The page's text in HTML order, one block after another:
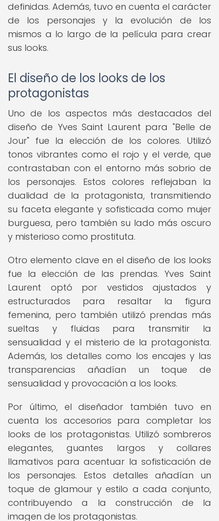
definidas. Además, tuvo en cuenta el carácter
de los personajes y la evolución de los
mismos a lo largo de la película para crear
sus looks.
El diseño de los looks de los
protagonistas
Uno de los aspectos más destacados del
diseño de Yves Saint Laurent para "Belle de
Jour" fue la elección de los colores. Utilizó
tonos vibrantes como el rojo y el verde, que
contrastaban con el entorno más sobrio de
los personajes. Estos colores reflejaban la
dualidad de la protagonista, transmitiendo
su faceta elegante y sofisticada como mujer
burguesa, pero también su lado más oscuro
y misterioso como prostituta.
Otro elemento clave en el diseño de los looks
fue la elección de las prendas. Yves Saint
Laurent optó por vestidos ajustados y
estructurados para resaltar la figura
femenina, pero también utilizó prendas más
sueltas y fluidas para transmitir la
sensualidad y el misterio de la protagonista.
Además, los detalles como los encajes y las
transparencias añadían un toque de
sensualidad y provocación a los looks.
Por último, el diseñador también tuvo en
cuenta los accesorios para completar los
looks de los protagonistas. Utilizó sombreros
elegantes, guantes largos y collares
llamativos para acentuar la sofisticación de
los personajes. Estos detalles añadían un
toque de glamour y estilo a cada conjunto,
contribuyendo a la construcción de la
imagen de los protagonistas.